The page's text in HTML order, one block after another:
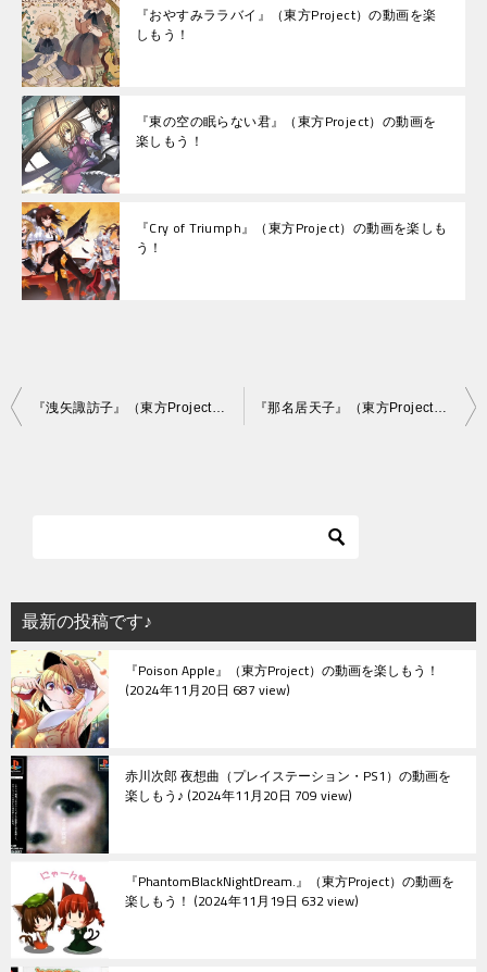
『おやすみララバイ』（東方Project）の動画を楽
しもう！
『東の空の眠らない君』（東方Project）の動画を
楽しもう！
『Cry of Triumph』（東方Project）の動画を楽しも
う！
投
シ
ョ
ン
『洩矢諏訪子』（東方Project）の動画を楽しもう！ 『那名居天子』（東方Project）の動画を楽しもう！
最新の投稿です♪
『Poison Apple』（東方Project）の動画を楽しもう！
2024年11月20日 687 view
赤川次郎 夜想曲（プレイステーション・PS1）の動画を
楽しもう♪ 2024年11月20日 709 view
『PhantomBlackNightDream.』（東方Project）の動画を
楽しもう！ 2024年11月19日 632 view